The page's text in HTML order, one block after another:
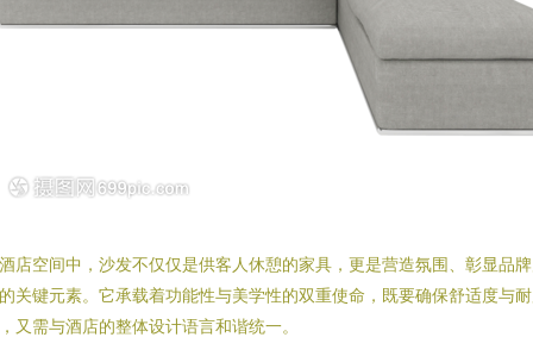
店空间中，沙发不仅仅是供客人休憩的家具，更是营造氛围、彰显品
关键元素。它承载着功能性与美学性的双重使命，既要确保舒适度与
又需与酒店的整体设计语言和谐统一。